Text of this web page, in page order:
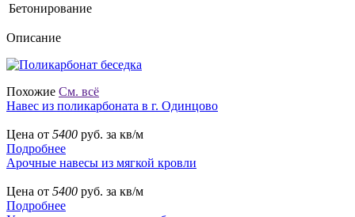
Бетонирование
Описание
Похожие См. всё
Навес из поликарбоната в г. Одинцово
Цена от 5400 руб. за кв/м
Подробнее
Арочные навесы из мягкой кровли
Цена от 5400 руб. за кв/м
Подробнее